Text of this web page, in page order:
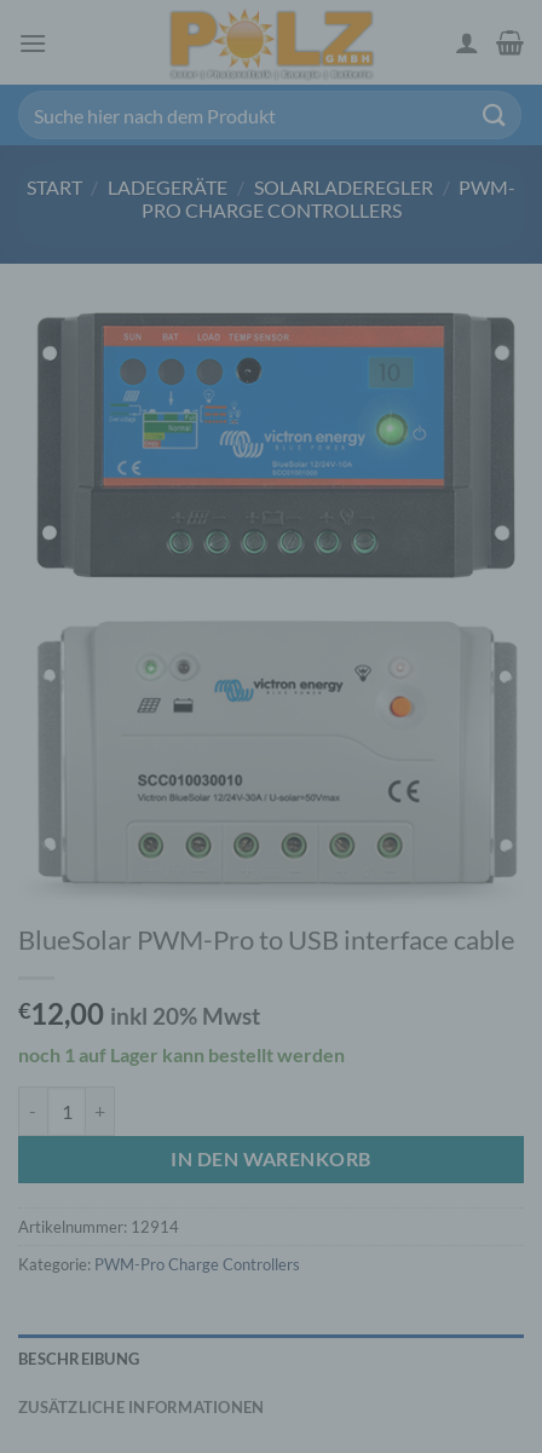
Inhalt
START / LADEGERÄTE / SOLARLADEREGLER / PWM-
PRO CHARGE CONTROLLERS
BlueSolar PWM-Pro to USB interface cable
€12,00 inkl 20% Mwst
noch 1 auf Lager kann bestellt werden
IN DEN WARENKORB
Artikelnummer: 12914
Kategorie: PWM-Pro Charge Controllers
BESCHREIBUNG
ZUSÄTZLICHE INFORMATIONEN